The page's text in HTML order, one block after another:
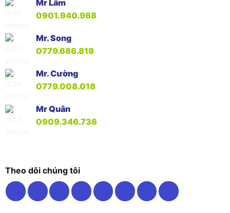
Mr Lâm
0901.940.968
Mr. Song
0779.686.819
Mr. Cường
0779.008.018
Mr Quân
0909.346.736
Theo dõi chúng tôi